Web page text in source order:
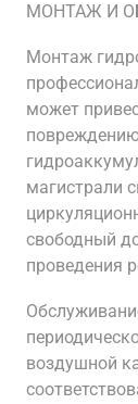
МОНТАЖ И
Монтаж
может
магистрали
свободный
проведения
воздушной